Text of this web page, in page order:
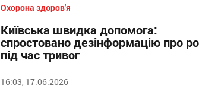
Охорона здоров'я
Київська швидка допомога:
спростовано дезінформацію про
під час тривог
16:03, 17.06.2026